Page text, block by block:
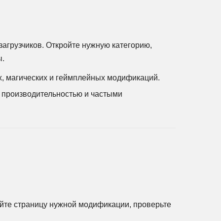
Откройте нужную категорию,
магических и геймплейных модификаций.
и частыми
страницу нужной модификации, проверьте